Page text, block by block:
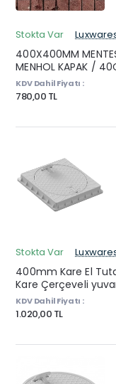
Stokta Var
400X400MM
MENHOL KAPAK /
KDV Dahil Fiyatı :
780,00 TL
Stokta Var
400mm Kare El
Kare Çerçeveli
KDV Dahil Fiyatı :
1.020,00 TL